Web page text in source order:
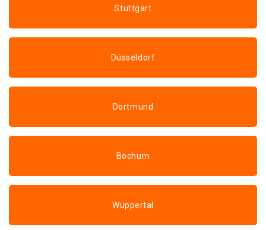
Stuttgart
Düsseldorf
Dortmund
Bochum
Wuppertal